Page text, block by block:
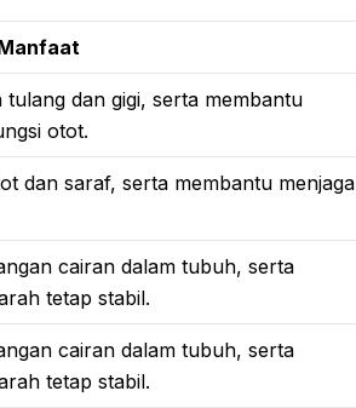
dan gigi, serta membantu
otot.
dan saraf, serta membantu menjaga
cairan dalam tubuh, serta
tetap stabil.
cairan dalam tubuh, serta
tetap stabil.